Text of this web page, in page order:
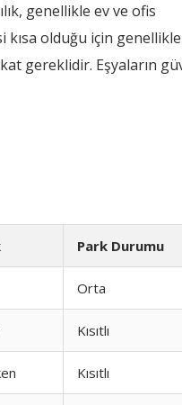
genellikle ev ve ofis
kısa olduğu için
gereklidir. Eşyaların
Park Durumu
Orta
Kısıtlı
Kısıtlı